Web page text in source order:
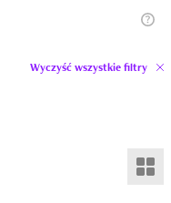
Wyczyść wszystkie filtry